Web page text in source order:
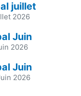
juillet
2026
Juin
2026
Juin
2026